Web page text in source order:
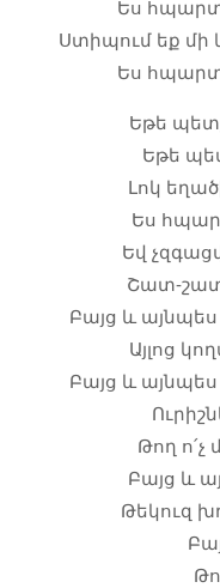
Ես հպարտ
Ստիպում եք մի
Ես հպարտ
Եթե
Եթե
Լոկ
Ես
Եվ
Շատ-
Բայց և
Այլոց
Բայց և
Թող
Բայց և
Թեկուզ